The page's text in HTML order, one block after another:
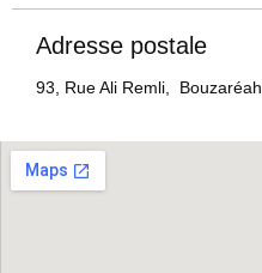
Adresse postale
93, Rue Ali Remli,